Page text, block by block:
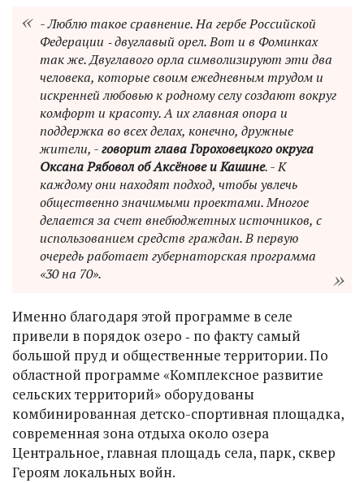
- Люблю такое сравнение. На гербе Российской
Федерации ‑ двуглавый орел. Вот и в Фоминках
так же. Двуглавого орла символизируют эти два
человека, которые своим ежедневным трудом и
искренней любовью к родному селу создают вокруг
комфорт и красоту. А их главная опора и
поддержка во всех делах, конечно, дружные
жители, -говорит глава Гороховецкого округа
Оксана Рябовол об Аксёнове и Кашине. - К
каждому они находят подход, чтобы увлечь
общественно значимыми проектами. Многое
делается за счет внебюджетных источников, с
использованием средств граждан. В первую
очередь работает губернаторская программа
«30 на 70».
Именно благодаря этой программе в селе
привели в порядок озеро ‑ по факту самый
большой пруд и общественные территории. По
областной программе «Комплексное развитие
сельских территорий» оборудованы
комбинированная детско-спортивная площадка,
современная зона отдыха около озера
Центральное, главная площадь села, парк, сквер
Героям локальных войн.